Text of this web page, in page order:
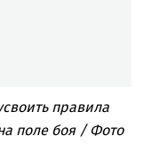
правила
поле боя / Фото